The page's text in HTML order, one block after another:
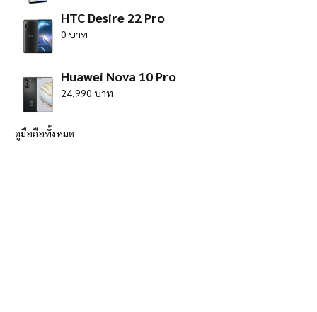
HTC Desire 22 Pro
0 บาท
Huawei Nova 10 Pro
24,990 บาท
ดูมือถือทั้งหมด